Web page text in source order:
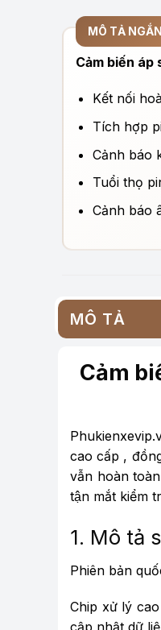
MÔ TẢ
Cảm biến áp
Kết nối
Tích hợp
Cảnh báo
Tuổi thọ
Cảnh báo
MÔ TẢ
Cảm
cao cấp ,
vẫn hoàn
tận mắt kiểm
1. Mô tả
Phiên bản
Chip xử lý